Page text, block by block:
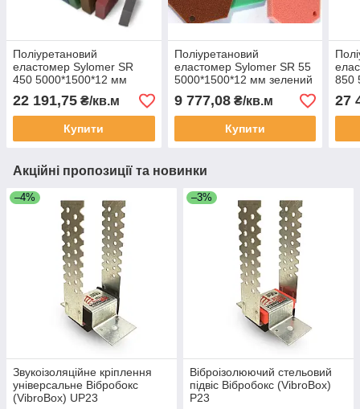
Поліуретановий
еластомер Sylomer SR
450 5000*1500*12 мм
сірий
22 191,75 ₴/кв.м
Купити
Поліуретановий
еластомер Sylomer SR 55
5000*1500*12 мм зелений
9 777,08₴/кв.м
Купити
850
27
Акційні пропозиції та новинки
–4%
Звукоізоляційне кріплення
універсальне Вібробокс
(VibroBox) UP23
–3%
Віброізолюючий стельовий
підвіс Вібробокс (VibroBox)
P23